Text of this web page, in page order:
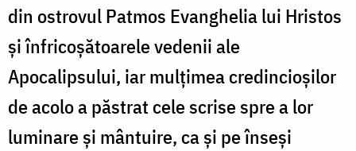
din ostrovul Patmos Evanghelia lui Hristos
şi înfricoşătoarele vedenii ale
Apocalipsului, iar mulţimea credincioşilor
de acolo a păstrat cele scrise spre a lor
luminare şi mântuire, ca şi pe înseşi